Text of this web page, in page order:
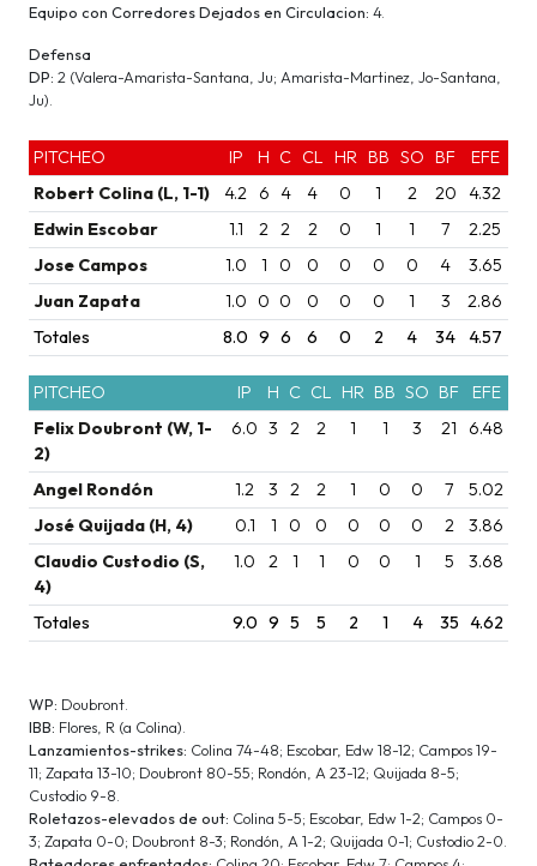
Equipo con Corredores Dejados en Circulacion: 4.
Defensa
DP: 2 (Valera-Amarista-Santana, Ju; Amarista-Martinez, Jo-Santana,
Ju).
PITCHEO IP H C CL HR BB SO BF
EFE
Robert Colina (L, 1-1)
4.2 6 4 4 0 1 2 20
4.32
Edwin Escobar
1.1 2 2 2 0 1 1 7
2.25
Jose Campos
1.0 1 0 0 0 0 0 4
3.65
Juan Zapata
1.0 0 0 0 0 0 1 3
2.86
Totales
8.0 9 6 6 0 2 4 34 4.57
PITCHEO IP H C CL HR BB SO BF
EFE
Felix Doubront (W, 1-
2)
6.0 3 2 2 1 1 3 21 6.48
Angel Rondón 1.2 3 2 2 1 0 0 7
5.02
José Quijada (H, 4)
0.1 1 0 0 0 0 0 2
3.86
Claudio Custodio (S,
4)
1.0 2 1 1 0 0 1 5 3.68
Totales 9.0 9 5 5 2 1 4 35 4.62
WP: Doubront.
IBB: Flores, R (a Colina).
Lanzamientos-strikes: Colina 74-48; Escobar, Edw 18-12; Campos 19-
11; Zapata 13-10; Doubront 80-55; Rondón, A 23-12; Quijada 8-5;
Custodio 9-8.
Roletazos-elevados de out: Colina 5-5; Escobar, Edw 1-2; Campos 0-
3; Zapata 0-0; Doubront 8-3; Rondón, A 1-2; Quijada 0-1; Custodio 2-0.